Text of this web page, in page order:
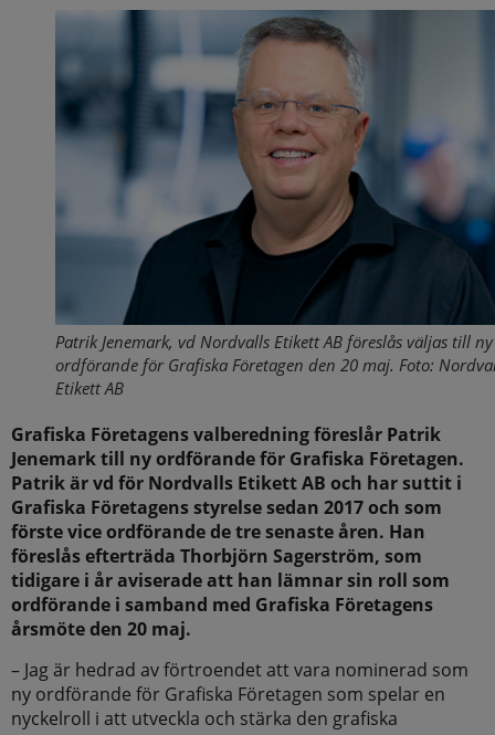
Patrik Jenemark, vd Nordvalls Etikett AB föreslås väljas till ny
ordförande för Grafiska Företagen den 20 maj. Foto:
Etikett AB
Grafiska Företagens valberedning föreslår Patrik
Jenemark till ny ordförande för Grafiska Företagen.
Patrik är vd för Nordvalls Etikett AB och har suttit i
Grafiska Företagens styrelse sedan 2017 och som
förste vice ordförande de tre senaste åren. Han
föreslås efterträda Thorbjörn Sagerström, som
tidigare i år aviserade att han lämnar sin roll som
ordförande i samband med Grafiska Företagens
årsmöte den 20 maj.
– Jag är hedrad av förtroendet att vara nominerad som
ny ordförande för Grafiska Företagen som spelar en
nyckelroll i att utveckla och stärka den grafiska